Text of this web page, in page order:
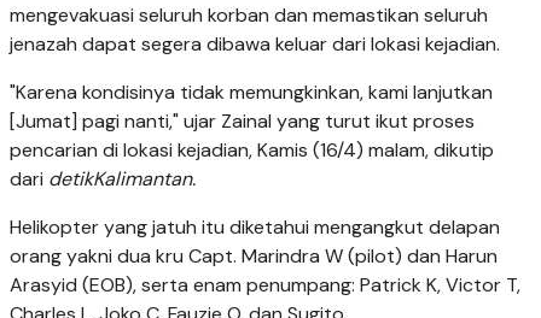
mengevakuasi seluruh korban dan memastikan seluruh
jenazah dapat segera dibawa keluar dari lokasi kejadian.
"Karena kondisinya tidak memungkinkan, kami lanjutkan
[Jumat] pagi nanti," ujar Zainal yang turut ikut proses
pencarian di lokasi kejadian, Kamis (16/4) malam, dikutip
dari detikKalimantan.
Helikopter yang jatuh itu diketahui mengangkut delapan
orang yakni dua kru Capt. Marindra W (pilot) dan Harun
Arasyid (EOB), serta enam penumpang: Patrick K, Victor T,